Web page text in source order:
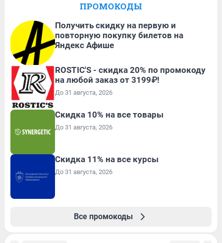
ПРОМОКОДЫ
Получить скидку на первую и
повторную покупку билетов на
Яндекс Афише
ROSTIC'S - скидка 20% по промокоду
на любой заказ от 3199₽!
До 31 августа, 2026
Скидка 10% на все товары
До 31 августа, 2026
Скидка 11% на все курсы
До 31 августа, 2026
Все промокоды